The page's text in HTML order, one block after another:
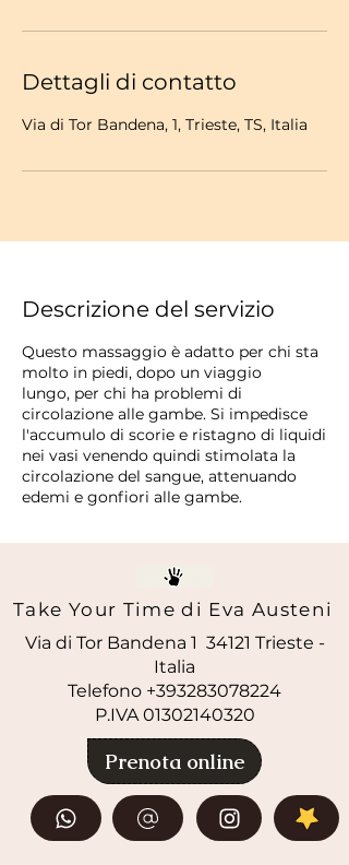
Dettagli di contatto
Via di Tor Bandena, 1, Trieste, TS, Italia
Descrizione del servizio
Questo massaggio è adatto per chi sta
molto in piedi, dopo un viaggio
lungo, per chi ha problemi di
circolazione alle gambe. Si impedisce
l'accumulo di scorie e ristagno di liquidi
nei vasi venendo quindi stimolata la
circolazione del sangue, attenuando
edemi e gonfiori alle gambe.
Take Your Time di Eva Austeni
Via di Tor Bandena 1 34121 Trieste -
Italia
Telefono +393283078224
P.IVA01302140320
Prenota online